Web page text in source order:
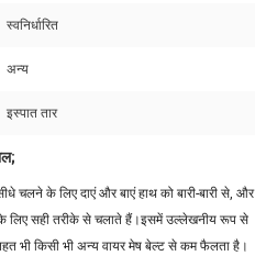
स्वनिर्धारित
अन्य
इस्पात तार
चलने के लिए दाएं और बाएं हाथ को बारी-बारी से, और
लिए सही तरीके से चलाते हैं।इसमें उल्लेखनीय रूप से
भी किसी भी अन्य वायर मेष बेल्ट से कम फैलता है।